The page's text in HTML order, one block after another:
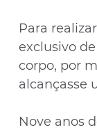
Para
exclusivo
corpo, por
alcançasse
Nove anos